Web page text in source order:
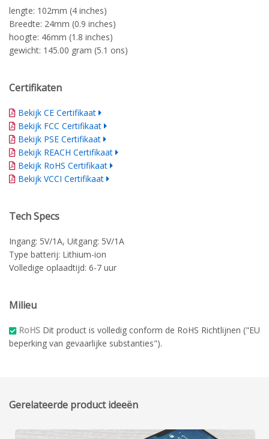
lengte: 102mm (4 inches)
Breedte: 24mm (0.9 inches)
hoogte: 46mm (1.8 inches)
gewicht: 145.00 gram (5.1 ons)
Certifikaten
Bekijk CE Certifikaat
Bekijk FCC Certifikaat
Bekijk PSE Certifikaat
Bekijk REACH Certifikaat
Bekijk RoHS Certifikaat
Bekijk VCCI Certifikaat
Tech Specs
Ingang: 5V/1A, Uitgang: 5V/1A
Type batterij: Lithium-ion
Volledige oplaadtijd: 6-7 uur
Milieu
RoHS Dit product is volledig conform de RoHS Richtlijnen ("EU
beperking van gevaarlijke substanties").
Gerelateerde product ideeën